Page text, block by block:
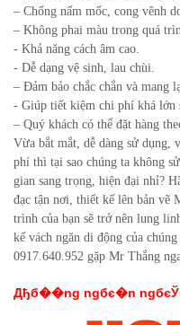
– Chống nấm mốc, cong vênh
– Không phai màu trong quá
- Khả năng cách âm cao.
- Dễ dạng vệ sinh, lau chùi.
– Đảm bảo chắc chắn và mang
- Giúp tiết kiệm chi phí khá lớn
– Quý khách có thể đặt hàng
Vừa bắt mắt, dễ dàng sử dụng,
phí thì tại sao chúng ta không
gian sang trọng, hiện đại nhỉ?
đạc tận nơi, thiết kế lên bản vẽ
trình của bạn sẽ trở nên lung
kế vách ngăn di động của
0917.640.952 gặp Mr Thắng
Дђб��ng ngбє�n ngбєЎi